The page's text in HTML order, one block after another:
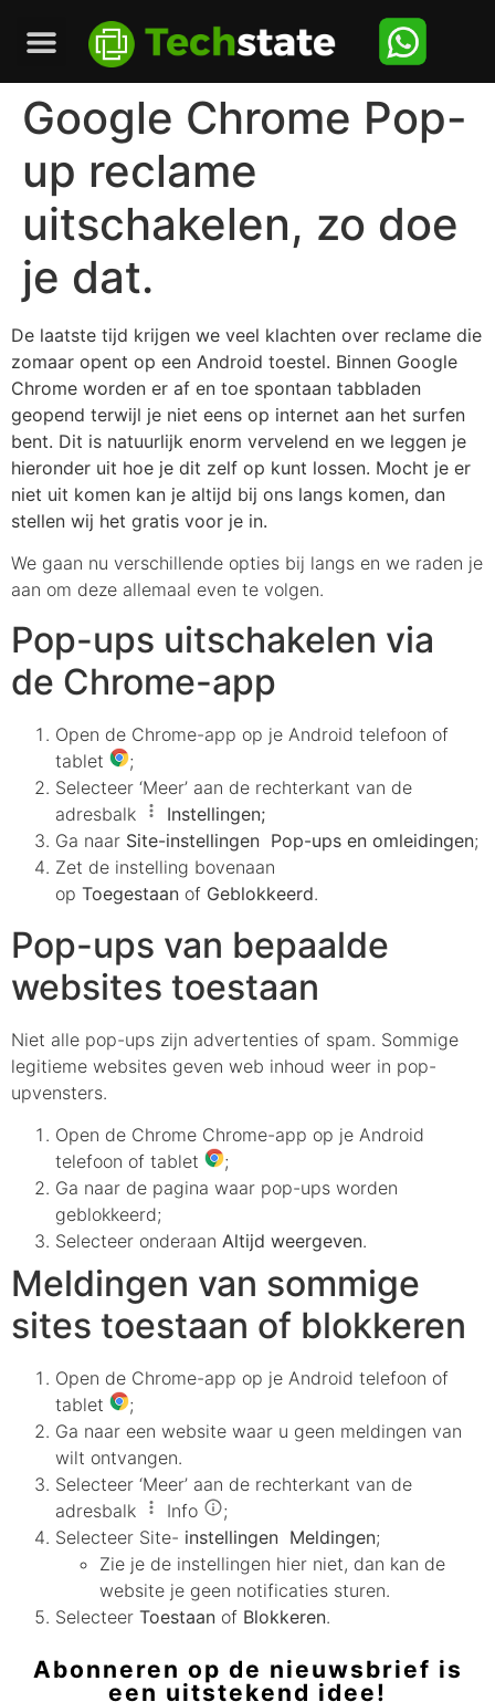
Google Chrome Pop-
up reclame
uitschakelen, zo doe
je dat.
De laatste tijd krijgen we veel klachten over reclame die
zomaar opent op een Android toestel. Binnen Google
Chrome worden er af en toe spontaan tabbladen
geopend terwijl je niet eens op internet aan het surfen
bent. Dit is natuurlijk enorm vervelend en we leggen je
hieronder uit hoe je dit zelf op kunt lossen. Mocht je er
niet uit komen kan je altijd bij ons langs komen, dan
stellen wij het gratis voor je in.
We gaan nu verschillende opties bij langs en we raden je
aan om deze allemaal even te volgen.
Pop-ups uitschakelen via
de Chrome-app
Open de Chrome-app op je Android telefoon of
tablet
;
Selecteer ‘Meer’ aan de rechterkant van de
adresbalk
Instellingen;
Ga naar Site-instellingen Pop-ups en omleidingen;
Zet de instelling bovenaan
op Toegestaan of Geblokkeerd.
Pop-ups van bepaalde
websites toestaan
Niet alle pop-ups zijn advertenties of spam. Sommige
legitieme websites geven web inhoud weer in pop-
upvensters.
Open de Chrome Chrome-app op je Android
telefoon of tablet
;
Ga naar de pagina waar pop-ups worden
geblokkeerd;
Selecteer onderaan Altijd weergeven.
Meldingen van sommige
sites toestaan of blokkeren
Open de Chrome-app op je Android telefoon of
tablet
;
Ga naar een website waar u geen meldingen van
wilt ontvangen.
Selecteer ‘Meer’ aan de rechterkant van de
adresbalk
Info
;
Selecteer Site- instellingen Meldingen;
Zie je de instellingen hier niet, dan kan de
website je geen notificaties sturen.
Selecteer Toestaan of Blokkeren.
Abonneren op de nieuwsbrief is
een uitstekend idee!